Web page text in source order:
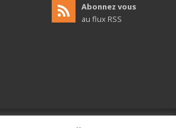
Abonnez vous
au flux RSS